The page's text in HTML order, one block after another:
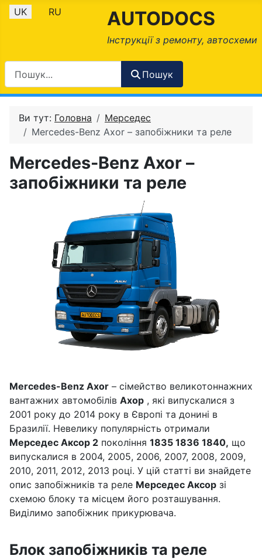
Оберіть свою мову
UK RU AUTODOCS
Інструкції з ремонту, автосхеми
Пошук
Ви тут: Головна
Мерседес
Mercedes-Benz Axor – запобіжники та реле
Mercedes-Benz Axor –
запобіжники та реле
Mercedes-Benz Axor – сімейство великотоннажних
вантажних автомобілів Ахор , які випускалися з
2001 року до 2014 року в Європі та донині в
Бразилії. Невелику популярність отримали
Мерседес Аксор 2 покоління 1835 1836 1840, що
випускалися в 2004, 2005, 2006, 2007, 2008, 2009,
2010, 2011, 2012, 2013 році. У цій статті ви знайдете
опис запобіжників та реле Мерседес Аксор зі
схемою блоку та місцем його розташування.
Виділимо запобіжник прикурювача.
Блок запобіжників та реле